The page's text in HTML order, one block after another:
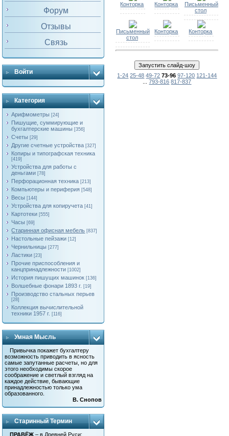
Форум
Отзывы
Связь
Войти
Категория
Арифмометры [24]
Пишущие, суммирующие и
бухгалтерские машины [356]
Счеты [29]
Другие счетные устройства [327]
Копиры и типографская техника
[419]
Устройства для работы с
деньгами [78]
Перфорационная техника [213]
Компьютеры и периферия [548]
Весы [144]
Устройства для копиручета [41]
Картотеки [555]
Часы [69]
Старинная офисная мебель [837]
Настольные пейзажи [12]
Чернильницы [277]
Ластики [23]
Прочие приспособления и
канцпринадлежности [1002]
История пишущих машинок [136]
Волшебные фонари 1893 г. [19]
Производство стальных перьев
[28]
Коллекция вычислительной
техники 1957 г. [116]
Умная Мысль
Привычка покажет бухгалтеру
возможность приводить в ясность
самые запутанные расчеты, но для
этого необходимы скорое
соображение и светлый взгляд на
каждое действие, бывающие
принадлежностью только ума
образованного.
В. Снопов
Старинный Термин
ПРАВЁЖ – в Древней Руси:
Конторка Конторка
Письменный
стол
Письменный
стол
Конторка Конторка
1-24 25-48 49-72 73-96 97-120 121-144
793-816 817-837